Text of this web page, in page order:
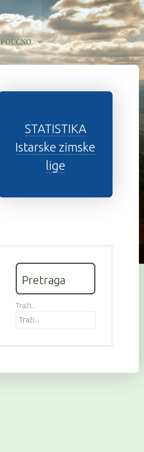
POUČNO
STATISTIKA
Istarske zimske
lige
Pretraga
Traži...